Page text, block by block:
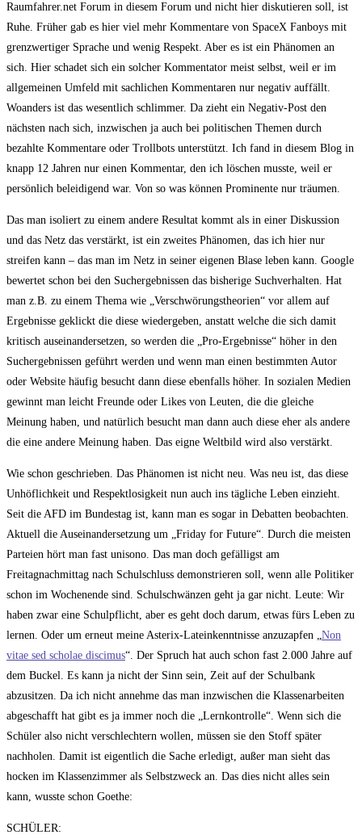
Raumfahrer.net Forum in diesem Forum und nicht hier diskutieren soll, ist
Ruhe. Früher gab es hier viel mehr Kommentare von SpaceX Fanboys mit
grenzwertiger Sprache und wenig Respekt. Aber es ist ein Phänomen an
sich. Hier schadet sich ein solcher Kommentator meist selbst, weil er im
allgemeinen Umfeld mit sachlichen Kommentaren nur negativ auffällt.
Woanders ist das wesentlich schlimmer. Da zieht ein Negativ-Post den
nächsten nach sich, inzwischen ja auch bei politischen Themen durch
bezahlte Kommentare oder Trollbots unterstützt. Ich fand in diesem Blog in
knapp 12 Jahren nur einen Kommentar, den ich löschen musste, weil er
persönlich beleidigend war. Von so was können Prominente nur träumen.
Das man isoliert zu einem andere Resultat kommt als in einer Diskussion
und das Netz das verstärkt, ist ein zweites Phänomen, das ich hier nur
streifen kann – das man im Netz in seiner eigenen Blase leben kann. Google
bewertet schon bei den Suchergebnissen das bisherige Suchverhalten. Hat
man z.B. zu einem Thema wie „Verschwörungstheorien“ vor allem auf
Ergebnisse geklickt die diese wiedergeben, anstatt welche die sich damit
kritisch auseinandersetzen, so werden die „Pro-Ergebnisse“ höher in den
Suchergebnissen geführt werden und wenn man einen bestimmten Autor
oder Website häufig besucht dann diese ebenfalls höher. In sozialen Medien
gewinnt man leicht Freunde oder Likes von Leuten, die die gleiche
Meinung haben, und natürlich besucht man dann auch diese eher als andere
die eine andere Meinung haben. Das eigne Weltbild wird also verstärkt.
Wie schon geschrieben. Das Phänomen ist nicht neu. Was neu ist, das diese
Unhöflichkeit und Respektlosigkeit nun auch ins tägliche Leben einzieht.
Seit die AFD im Bundestag ist, kann man es sogar in Debatten beobachten.
Aktuell die Auseinandersetzung um „Friday for Future“. Durch die meisten
Parteien hört man fast unisono. Das man doch gefälligst am
Freitagnachmittag nach Schulschluss demonstrieren soll, wenn alle Politiker
schon im Wochenende sind. Schulschwänzen geht ja gar nicht. Leute: Wir
haben zwar eine Schulpflicht, aber es geht doch darum, etwas fürs Leben zu
lernen. Oder um erneut meine Asterix-Lateinkenntnisse anzuzapfen „ Non
vitae sed scholae discimus“. Der Spruch hat auch schon fast 2.000 Jahre auf
dem Buckel. Es kann ja nicht der Sinn sein, Zeit auf der Schulbank
abzusitzen. Da ich nicht annehme das man inzwischen die Klassenarbeiten
abgeschafft hat gibt es ja immer noch die „Lernkontrolle“. Wenn sich die
Schüler also nicht verschlechtern wollen, müssen sie den Stoff später
nachholen. Damit ist eigentlich die Sache erledigt, außer man sieht das
hocken im Klassenzimmer als Selbstzweck an. Das dies nicht alles sein
kann, wusste schon Goethe:
SCHÜLER: